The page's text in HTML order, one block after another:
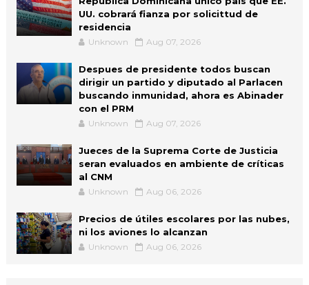
UU. cobrará fianza por solicittud de
residencia
Unknown Aug 07, 2026
Despues de presidente todos buscan
dirigir un partido y diputado al Parlacen
buscando inmunidad, ahora es Abinader
con el PRM
Unknown Aug 07, 2026
Jueces de la Suprema Corte de Justicia
seran evaluados en ambiente de críticas
al CNM
Unknown Aug 06, 2026
Precios de útiles escolares por las nubes,
ni los aviones lo alcanzan
Unknown Aug 06, 2026